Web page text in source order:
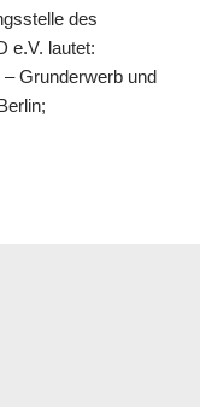
des
e.V. lautet:
Grunderwerb und